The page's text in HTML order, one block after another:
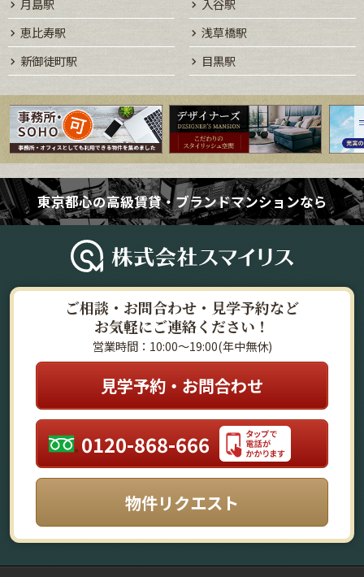
月島駅
入谷駅
恵比寿駅
浅草橋駅
新御徒町駅
目黒駅
東京都心の高級賃貸・ブランドマンションなら
ご相談・お問合わせ・見学予約など
お気軽にご連絡ください！
営業時間：10:00～19:00(年中無休)
見学予約・お問合わせ
0120-868-666
物件リクエスト